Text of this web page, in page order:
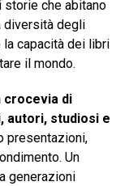
che abitano
diversità degli
la capacità dei libri
il mondo.
crocevia di
autori, studiosi e
presentazioni,
Un
generazioni